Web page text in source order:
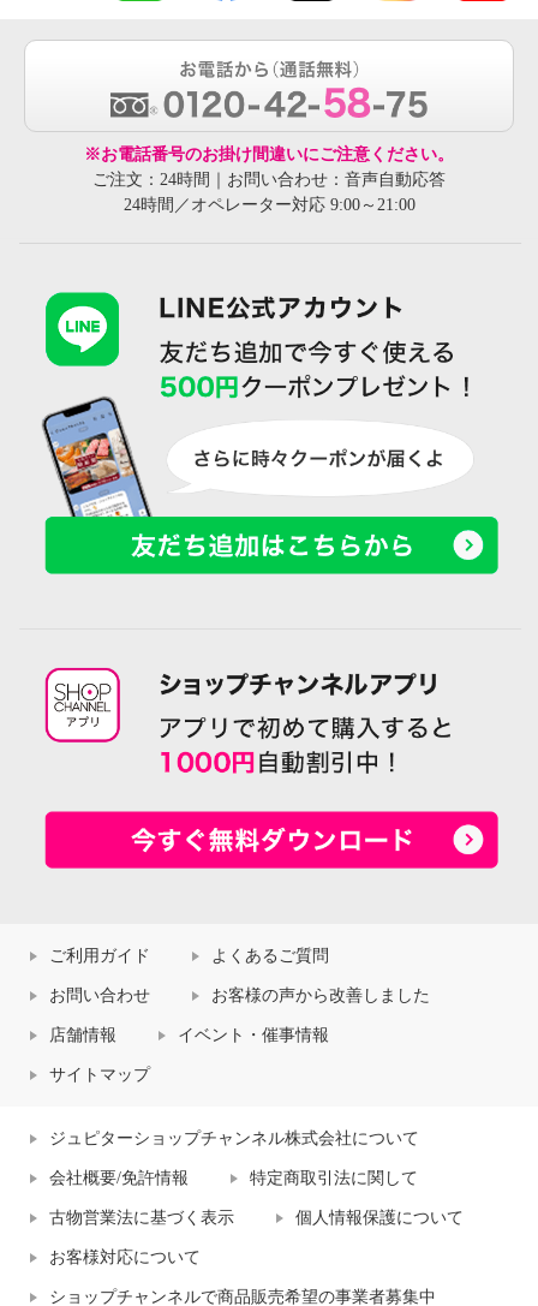
※お電話番号のお掛け間違いにご注意ください。
ご注文：24時間｜お問い合わせ：音声自動応答
24時間／オペレーター対応 9:00～21:00
ご利用ガイド よくあるご質問
お問い合わせ お客様の声から改善しました
店舗情報 イベント・催事情報
サイトマップ
ジュピターショップチャンネル株式会社について
会社概要/免許情報 特定商取引法に関して
古物営業法に基づく表示 個人情報保護について
お客様対応について
ショップチャンネルで商品販売希望の事業者募集中